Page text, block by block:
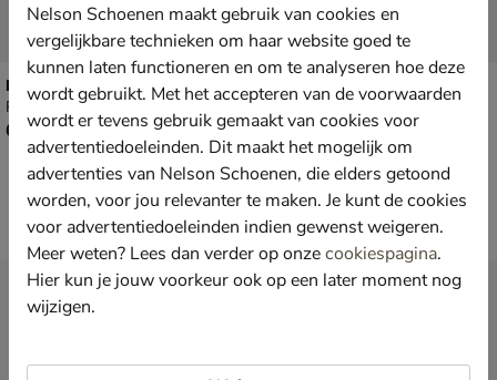
Nelson Kids
Rits- & gesloten boots - taupe
€ 69,99
69 ,99
Shoesme
Babyschoenen - taupe
€ 64,99
64, 99
Nieuwsbrief
Nelson Schoenen maakt gebruik van cookies en
vergelijkbare technieken om haar website goed te
kunnen laten functioneren en om te analyseren hoe deze
wordt gebruikt. Met het accepteren van de voorwaarden
wordt er tevens gebruik gemaakt van cookies voor
advertentiedoeleinden. Dit maakt het mogelijk om
advertenties van Nelson Schoenen, die elders getoond
worden, voor jou relevanter te maken. Je kunt de cookies
voor advertentiedoeleinden indien gewenst weigeren.
Meer weten? Lees dan verder op onzecookiespagina.
Hier kun je jouw voorkeur ook op een later moment nog
wijzigen.